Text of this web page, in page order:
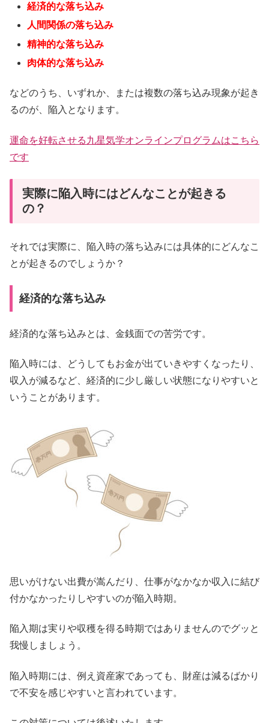
経済的な落ち込み
人間関係の落ち込み
精神的な落ち込み
肉体的な落ち込み
などのうち、いずれか、または複数の落ち込み現象が起き
るのが、陥入となります。
運命を好転させる九星気学オンラインプログラムはこちら
です
実際に陥入時にはどんなことが起きる
の？
それでは実際に、陥入時の落ち込みには具体的にどんなこ
とが起きるのでしょうか？
経済的な落ち込み
経済的な落ち込みとは、金銭面での苦労です。
陥入時には、どうしてもお金が出ていきやすくなったり、
収入が減るなど、経済的に少し厳しい状態になりやすいと
いうことがあります。
思いがけない出費が嵩んだり、仕事がなかなか収入に結び
付かなかったりしやすいのが陥入時期。
陥入期は実りや収穫を得る時期ではありませんのでグッと
我慢しましょう。
陥入時期には、例え資産家であっても、財産は減るばかり
で不安を感じやすいと言われています。